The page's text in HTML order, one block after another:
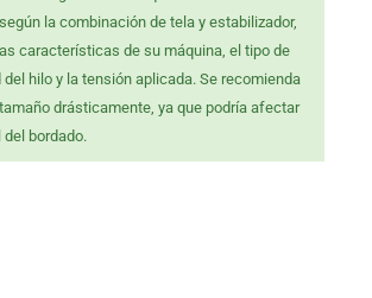
la combinación de tela y estabilizador,
características de su máquina, el tipo de
hilo y la tensión aplicada. Se recomienda
drásticamente, ya que podría afectar
bordado.